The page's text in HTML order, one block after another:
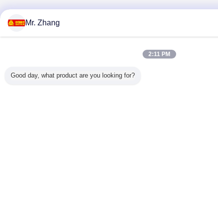
Mr. Zhang
2:11 PM
Good day, what product are you looking for?